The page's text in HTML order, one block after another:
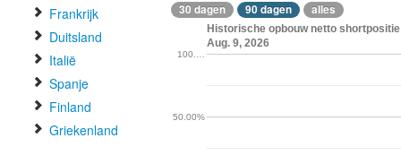
Frankrijk
Duitsland
Italië
Spanje
Finland
Griekenland
30 dagen 90 dagen alles
Historische opbouw netto
Aug. 9, 2026
50.00%
100.…